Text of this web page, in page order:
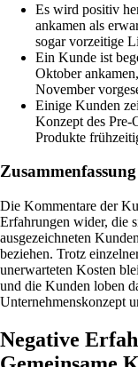
Es wird positiv
ankamen als
sogar vorzeitige
Ein Kunde ist
Oktober
November
Einige Kunden
Konzept des
Produkte
Zusammenfassung
Die Kommentare der
Erfahrungen wider, die
ausgezeichneten
beziehen. Trotz
unerwarteten Kosten
und die Kunden loben
Unternehmenskonzept
Negative